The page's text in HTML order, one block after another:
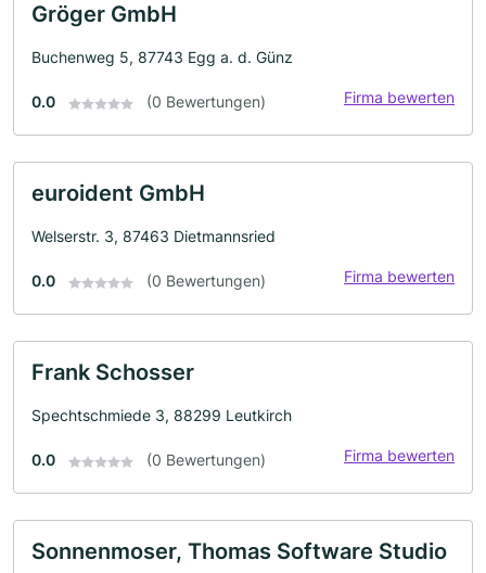
Gröger GmbH
Buchenweg 5, 87743 Egg a. d. Günz
0.0 (0 Bewertungen) Firma bewerten
euroident GmbH
Welserstr. 3, 87463 Dietmannsried
0.0 (0 Bewertungen) Firma bewerten
Frank Schosser
Spechtschmiede 3, 88299 Leutkirch
0.0 (0 Bewertungen) Firma bewerten
Sonnenmoser, Thomas Software Studio